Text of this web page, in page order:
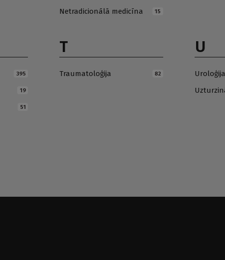
Netradicionālā medicīna 15
395
19
51
T
Traumatoloģija 82
U
Uroloģija